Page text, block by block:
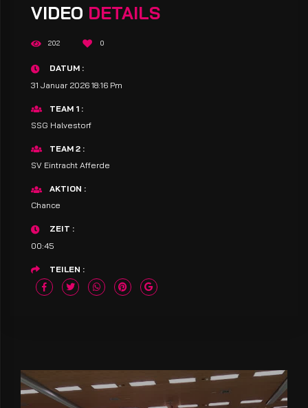
VIDEO DETAILS
202 0
DATUM
31 Januar 2026 18:16 Pm
TEAM 1
SSG Halvestorf
TEAM 2
SV Eintracht Afferde
AKTION
Chance
ZEIT
00:45
TEILEN